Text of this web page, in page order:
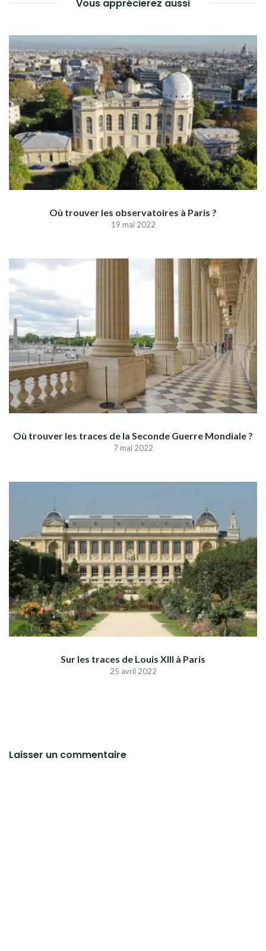
Vous apprécierez aussi
Où trouver les observatoires à Paris ?
19 mai 2022
Où trouver les traces de la Seconde Guerre Mondiale ?
7 mai 2022
Sur les traces de Louis XIII à Paris
25 avril 2022
Laisser un commentaire